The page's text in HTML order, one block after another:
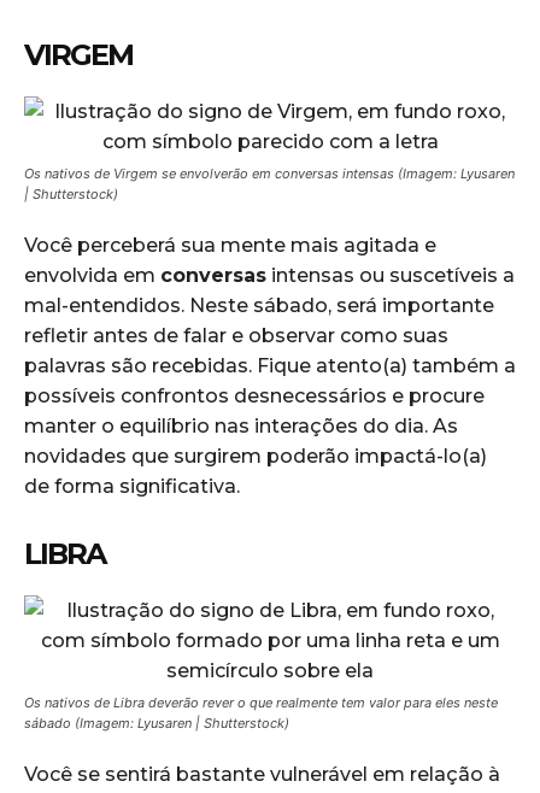
VIRGEM
Os nativos de Virgem se envolverão em conversas intensas (Imagem: Lyusaren
| Shutterstock)
Você perceberá sua mente mais agitada e
envolvida em conversas intensas ou suscetíveis a
mal-entendidos. Neste sábado, será importante
refletir antes de falar e observar como suas
palavras são recebidas. Fique atento(a) também a
possíveis confrontos desnecessários e procure
manter o equilíbrio nas interações do dia. As
novidades que surgirem poderão impactá-lo(a)
de forma significativa.
LIBRA
Os nativos de Libra deverão rever o que realmente tem valor para eles neste
sábado (Imagem: Lyusaren | Shutterstock)
Você se sentirá bastante vulnerável em relação à